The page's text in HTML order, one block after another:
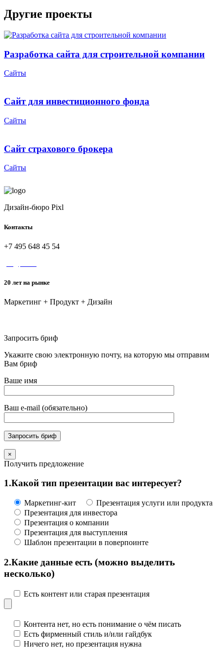
Другие проекты
Разработка сайта для строительной компании
Сайты
Сайт для инвестиционного фонда
Сайты
Сайт страхового брокера
Сайты
Дизайн-бюро Pixl
Контакты
+7 495 648 45 54
20 лет на рынке
Маркетинг + Продукт + Дизайн
Запросить бриф
Укажите свою электронную почту, на которую мы отправим
Вам бриф
Ваше имя
Ваш e-mail (обязательно)
×
Получить предложение
1.Какой тип презентации вас интересует?
Маркетинг-кит
Презентация услуги или продукта
Презентация для инвестора
Презентация о компании
Презентация для выступления
Шаблон презентации в поверпоинте
2.Какие данные есть (можно выделить
несколько)
Есть контент или старая презентация
Контента нет, но есть понимание о чём писать
Есть фирменный стиль и/или гайдбук
Ничего нет, но презентация нужна